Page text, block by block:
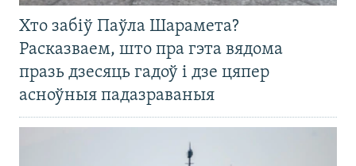
Хто забіў Паўла Шарамета?
Расказваем, што пра гэта вядома
празь дзесяць гадоў і дзе цяпер
асноўныя падазраваныя